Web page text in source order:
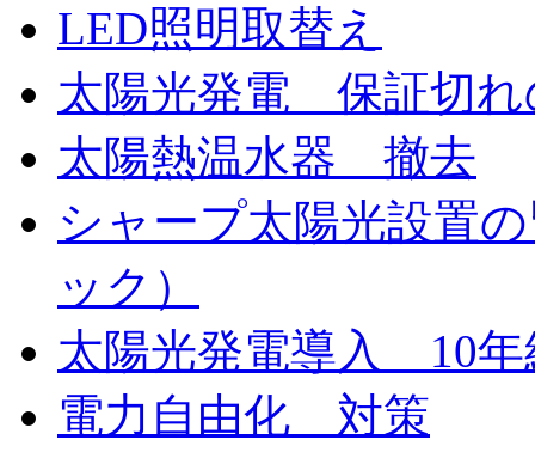
LED照明取替え
太陽光発電 保証切れ
太陽熱温水器 撤去
シャープ太陽光設置
ック）
太陽光発電導入 10年
電力自由化 対策